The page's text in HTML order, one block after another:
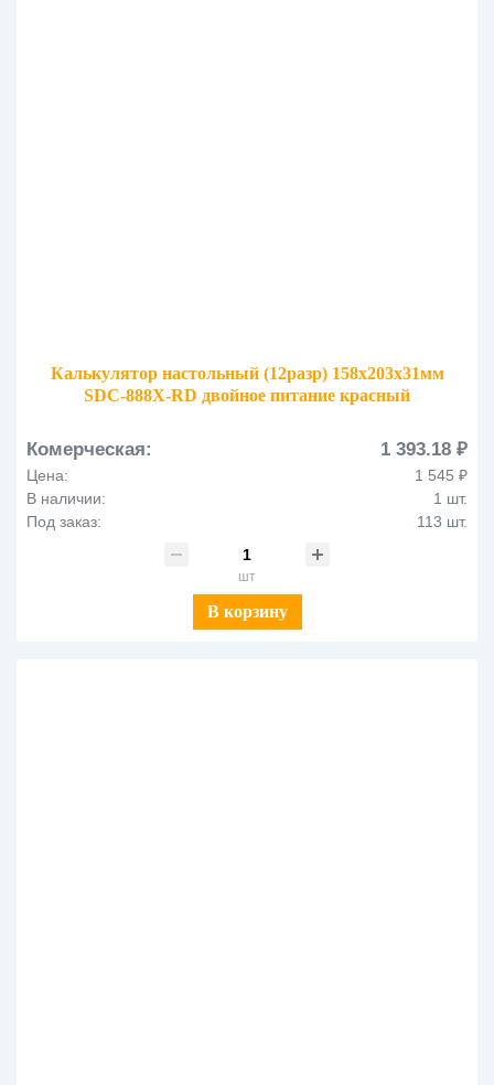
Калькулятор настольный (12разр) 158х203х31мм
SDC-888X-RD двойное питание красный
Комерческая: 1 393.18 ₽
Цена:
1 545 ₽
В наличии:
1 шт.
Под заказ:
113 шт.
шт
В корзину